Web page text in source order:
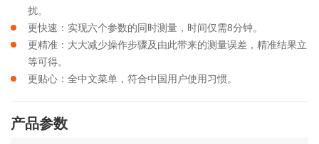
扰。
更快速：实现六个参数的同时测量，时间仅需8分钟。
更精准：大大减少操作步骤及由此带来的测量误差，精准结果立
等可得。
更贴心：全中文菜单，符合中国用户使用习惯。
产品参数